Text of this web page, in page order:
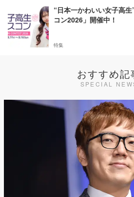
“日本一かわいい女子高
コン2026」開催中！
特集
おすすめ記
SPECIAL